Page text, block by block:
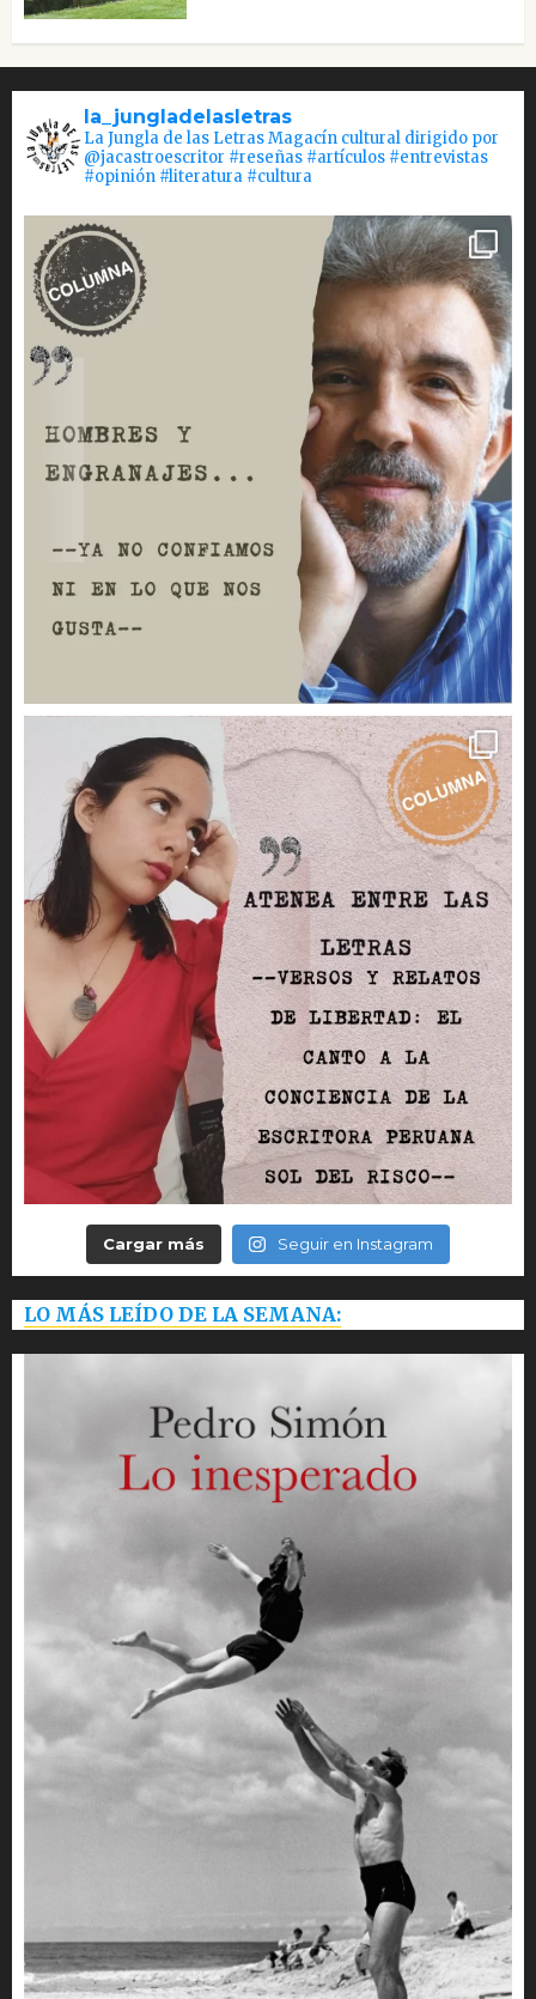
la_jungladelasletras
La Jungla de las Letras Magacín cultural dirigido por
@jacastroescritor #reseñas #artículos #entrevistas
#opinión #literatura #cultura
Cargar más Seguir en Instagram
LO MÁS LEÍDO DE LA SEMANA: